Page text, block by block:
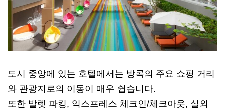
도시 중앙에 있는 호텔에서는 방콕의 주요 쇼핑 거리
와 관광지로의 이동이 매우 쉽습니다.
또한 발렛 파킹, 익스프레스 체크인/체크아웃, 실외